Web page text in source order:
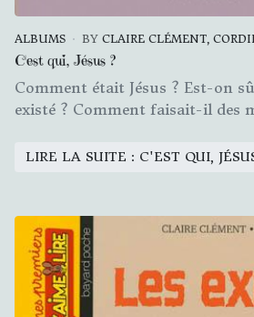
ALBUMS BY CLAIRE CLÉMENT,
C'est qui, Jésus ?
Comment était Jésus ? Est-on
existé ? Comment faisait-il des
LIRE LA SUITE : C'EST QUI,